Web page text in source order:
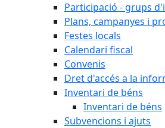
Participació - grups
Plans, campanyes i
Festes locals
Calendari fiscal
Convenis
Dret d'accés a la
Inventari de béns
Inventari de béns
Subvencions i ajuts